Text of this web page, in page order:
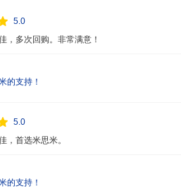
5.0
，多次回购。非常满意！
的支持！
5.0
，首选米思米。
的支持！